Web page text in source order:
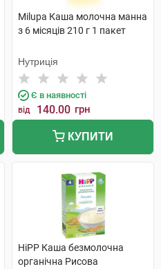
Milupa Каша молочна манна
з 6 місяців 210 г 1 пакет
Нутриція
Є в наявності
від 140.00 грн
КУПИТИ
HiPP Каша безмолочна
органічна Рисова